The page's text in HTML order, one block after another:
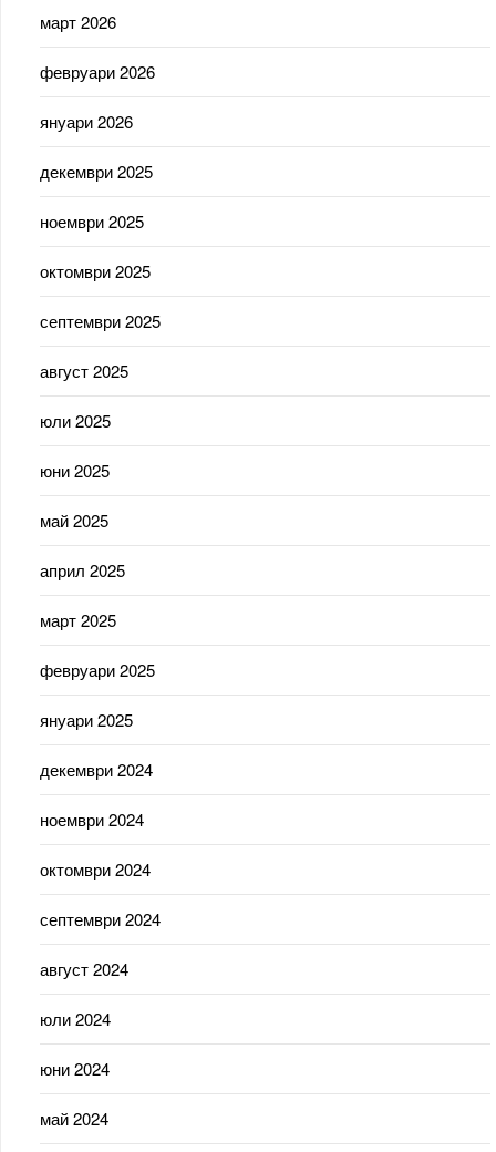
март 2026
февруари 2026
януари 2026
декември 2025
ноември 2025
октомври 2025
септември 2025
август 2025
юли 2025
юни 2025
май 2025
април 2025
март 2025
февруари 2025
януари 2025
декември 2024
ноември 2024
октомври 2024
септември 2024
август 2024
юли 2024
юни 2024
май 2024